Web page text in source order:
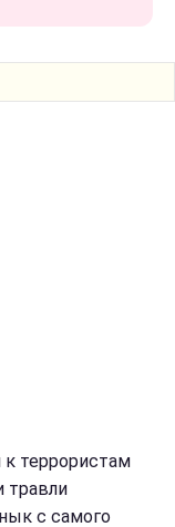
террористам
травли
с самого